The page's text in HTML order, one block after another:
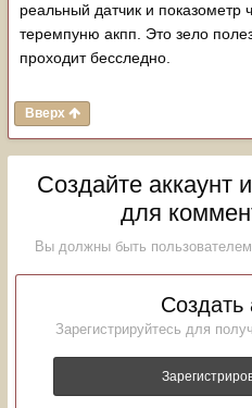
реальный датчик и показометр
теремпуню акпп. Это зело
проходит бесследно.
Вверх
Создайте аккаунт
для
Вы должны быть
Создать
Зарегистрируйтесь для